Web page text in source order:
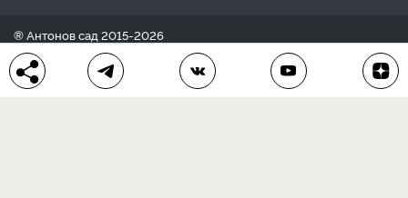
® Антонов сад 2015-2026
Политика конфиденциальности
Пользовательское соглашение